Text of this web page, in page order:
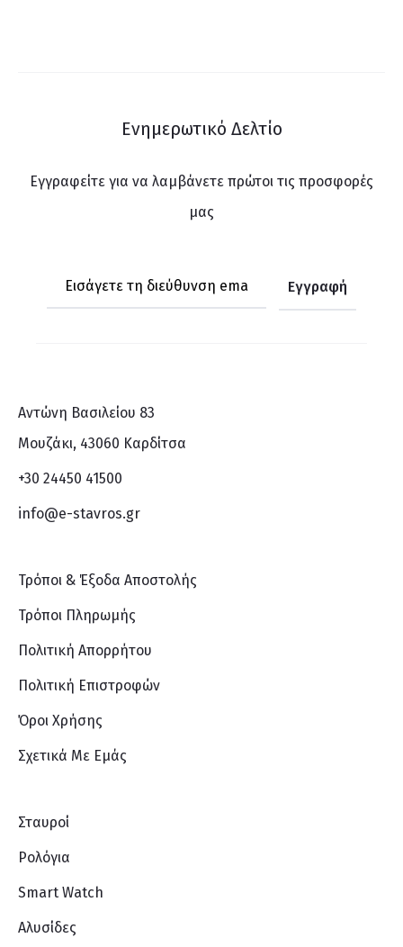
Ενημερωτικό Δελτίο
Εγγραφείτε για να λαμβάνετε πρώτοι τις προσφορές
μας
Αντώνη Βασιλείου 83
Μουζάκι, 43060 Καρδίτσα
+30 24450 41500
info@e-stavros.gr
Τρόποι & Έξοδα Αποστολής
Τρόποι Πληρωμής
Πολιτική Απορρήτου
Πολιτική Επιστροφών
Όροι Χρήσης
Σχετικά Με Eμάς
Σταυροί
Ρολόγια
Smart Watch
Αλυσίδες